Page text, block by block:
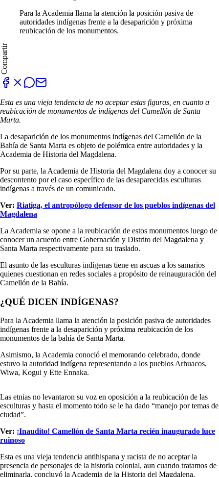
Para la Academia llama la atención la posición pasiva de
autoridades indígenas frente a la desaparición y próxima
reubicación de los monumentos.
Compartir
Esta es una vieja tendencia de no aceptar estas figuras, en cuanto a
reubicación de monumentos de indígenas del Camellón de Santa
Marta.
La desaparición de los monumentos indígenas del Camellón de la
Bahía de Santa Marta es objeto de polémica entre autoridades y la
Academia de Historia del Magdalena.
Por su parte, la Academia de Historia del Magdalena doy a conocer su
descontento por el caso específico de las desaparecidas esculturas
indígenas a través de un comunicado.
Ver: Riatiga, el antropólogo defensor de los pueblos indígenas del
Magdalena
La Academia se opone a la reubicación de estos monumentos luego de
conocer un acuerdo entre Gobernación y Distrito del Magdalena y
Santa Marta respectivamente para su traslado.
El asunto de las esculturas indígenas tiene en ascuas a los samarios
quienes cuestionan en redes sociales a propósito de reinauguración del
Camellón de la Bahía.
¿QUÉ DICEN INDÍGENAS?
Para la Academia llama la atención la posición pasiva de autoridades
indígenas frente a la desaparición y próxima reubicación de los
monumentos de la bahía de Santa Marta.
Asimismo, la Academia conoció el memorando celebrado, donde
estuvo la autoridad indígena representando a los pueblos Arhuacos,
Wiwa, Kogui y Ette Ennaka.
Las etnias no levantaron su voz en oposición a la reubicación de las
esculturas y hasta el momento todo se le ha dado “manejo por temas de
ciudad”.
Ver: ¡Inaudito! Camellón de Santa Marta recién inaugurado luce
ruinoso
Esta es una vieja tendencia antihispana y racista de no aceptar la
presencia de personajes de la historia colonial, aun cuando tratamos de
eliminarla, concluyó la Academia de la Historia del Magdalena.